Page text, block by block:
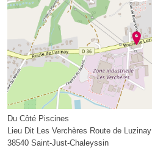
Du Côté Piscines
Lieu Dit Les Verchères Route de Luzinay
38540 Saint-Just-Chaleyssin